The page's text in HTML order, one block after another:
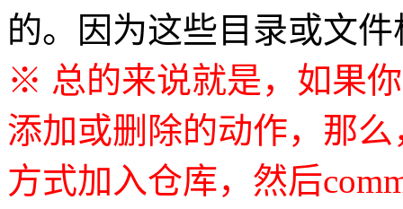
的。因为这些目录或文
※ 总的来说就是，如果
添加或删除的动作，那么
方式加入仓库，然后